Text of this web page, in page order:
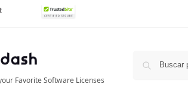
Favorite Software Licenses